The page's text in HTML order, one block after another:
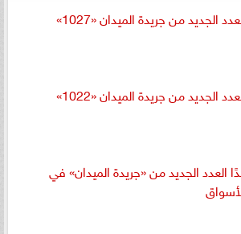
الجديد من جريدة الميدان «1027»
الجديد من جريدة الميدان «1022»
العدد الجديد من «جريدة الميدان» في